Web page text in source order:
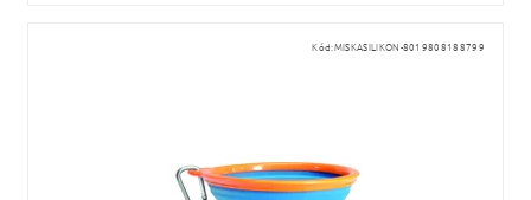
Kód:MISKASILIKON-8019808188799